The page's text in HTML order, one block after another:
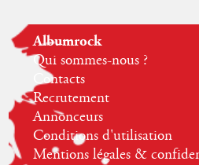
Albumrock
Qui sommes-nous ?
Contacts
Recrutement
Annonceurs
Conditions d'utilisation
Mentions légales &